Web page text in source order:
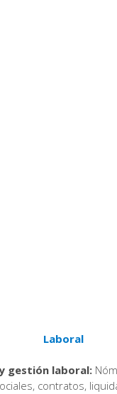
Laboral
gestión laboral:
contratos,